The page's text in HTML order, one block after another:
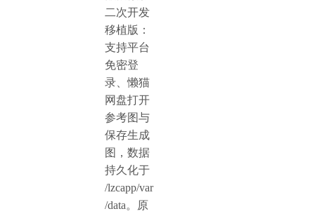
二次开发
移植版：
支持平台
免密登
录、懒猫
网盘打开
参考图与
保存生成
图，数据
持久化于
/lzcapp/var
/data。原